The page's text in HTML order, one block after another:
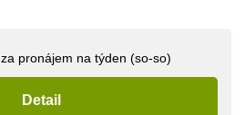
za pronájem na týden (so-so)
Detail